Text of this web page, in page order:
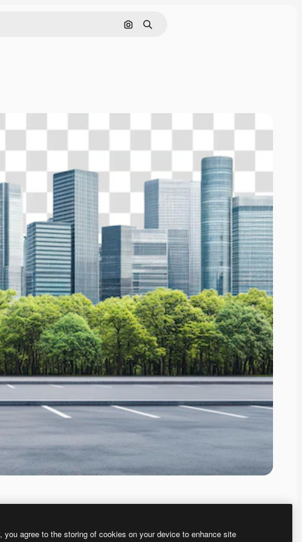
画像で検索
検索
you agree to the storing of cookies on your device to enhance site